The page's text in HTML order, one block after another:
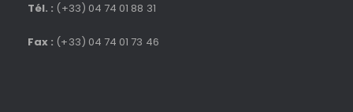
Tél. : (+33) 04 74 01 88 31
Fax : (+33) 04 74 01 73 46